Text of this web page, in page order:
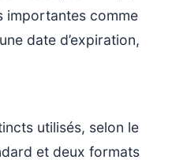
importantes comme
date d’expiration,
utilisés, selon le
et deux formats